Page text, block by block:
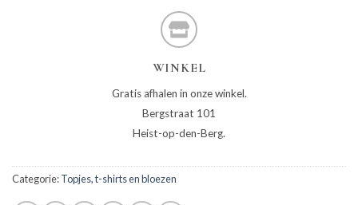
WINKEL
Gratis afhalen in onze winkel.
Bergstraat 101
Heist-op-den-Berg.
Categorie:Topjes, t-shirts en bloezen